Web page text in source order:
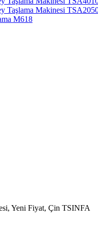
Taşlama Makinesi
M618
Yeni Fiyat, Çin TSINFA